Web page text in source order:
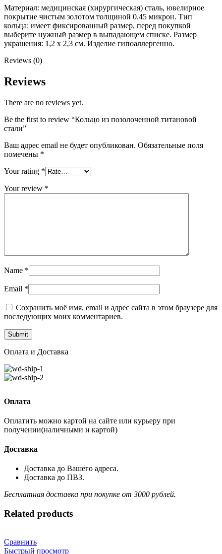
Материал: медицинская (хирургическая) сталь, ювелирное
покрытие чистым золотом толщиной 0.45 микрон. Тип
кольца: имеет фиксированный размер, перед покупкой
выберите нужный размер в выпадающем списке. Размер
украшения: 1,2 x 2,3 см. Изделие гипоаллергенно.
Reviews (0)
Reviews
There are no reviews yet.
Be the first to review “Кольцо из позолоченной титановой
стали”
Ваш адрес email не будет опубликован. Обязательные поля
помечены *
Your rating *
Your review *
Name *
Email *
Сохранить моё имя, email и адрес сайта в этом браузере для
последующих моих комментариев.
Оплата и Доставка
Оплата
Оплатить можно картой на сайте или курьеру при
получении(наличными и картой)
Доставка
Доставка до Вашего адреса.
Доставка до ПВЗ.
Бесплатная доставка при покупке от 3000 рублей.
Related products
Сравнить
Быстрый просмотр